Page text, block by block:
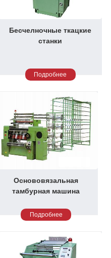
Бесчелночные ткацкие
станки
Подробнее
Основовязальная
тамбурная машина
Подробнее